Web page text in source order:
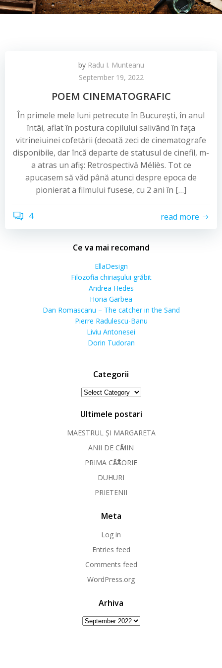
by Radu I. Munteanu
September 19, 2022
POEM CINEMATOGRAFIC
În primele mele luni petrecute în Bucureşti, în anul
întâi, aflat în postura copilului salivând în faţa
vitrineiuinei cofetării (deoată zeci de cinematografe
disponibile, dar încă departe de statusul de cinefil, m-
a atras un afiş: Retrospectivă Méliès. Tot ce
apucasem să văd până atunci despre epoca de
pionierat a filmului fusese, cu 2 ani în […]
4 read more
Ce va mai recomand
EllaDesign
Filozofia chiriaşului grăbit
Andrea Hedes
Horia Garbea
Dan Romascanu – The catcher in the Sand
Pierre Radulescu-Banu
Liviu Antonesei
Dorin Tudoran
Categorii
Categorii
Ultimele postari
MAESTRUL ȘI MARGARETA
ANII DE CӐMIN
PRIMA CӐLӐTORIE
DUHURI
PRIETENII
Meta
Log in
Entries feed
Comments feed
WordPress.org
Arhiva
Arhiva